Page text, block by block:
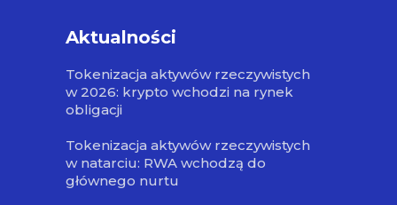
Aktualności
Tokenizacja aktywów rzeczywistych
w 2026: krypto wchodzi na rynek
obligacji
Tokenizacja aktywów rzeczywistych
w natarciu: RWA wchodzą do
głównego nurtu